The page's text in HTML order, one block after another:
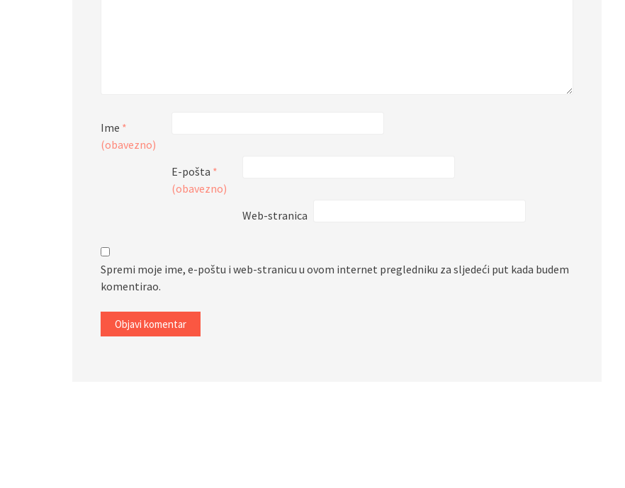
Ime *
(obavezno)
E-pošta *
(obavezno)
Web-stranica
Spremi moje ime, e-poštu i web-stranicu u ovom internet pregledniku za sljedeći put kada budem
komentirao.